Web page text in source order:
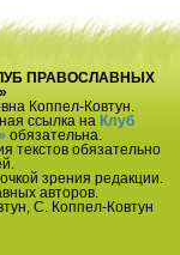
ПРАВОСЛАВНЫХ
Коппел-Ковтун.
ссылка на Клуб
обязательна.
текстов обязательно
зрения редакции.
авторов.
С. Коппел-Ковтун